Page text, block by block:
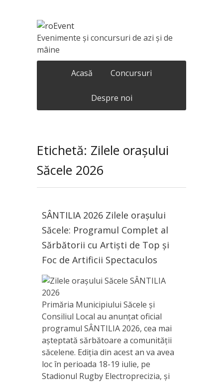
Evenimente și concursuri de azi și de
mâine
Acasă Concursuri
Despre noi
Etichetă: Zilele orașului
Săcele 2026
SÂNTILIA 2026 Zilele orașului
Săcele: Programul Complet al
Sărbătorii cu Artiști de Top și
Foc de Artificii Spectaculos
Primăria Municipiului Săcele și
Consiliul Local au anunțat oficial
programul SÂNTILIA 2026, cea mai
așteptată sărbătoare a comunității
săcelene. Ediția din acest an va avea
loc în perioada 18-19 iulie, pe
Stadionul Rugby Electroprecizia, și